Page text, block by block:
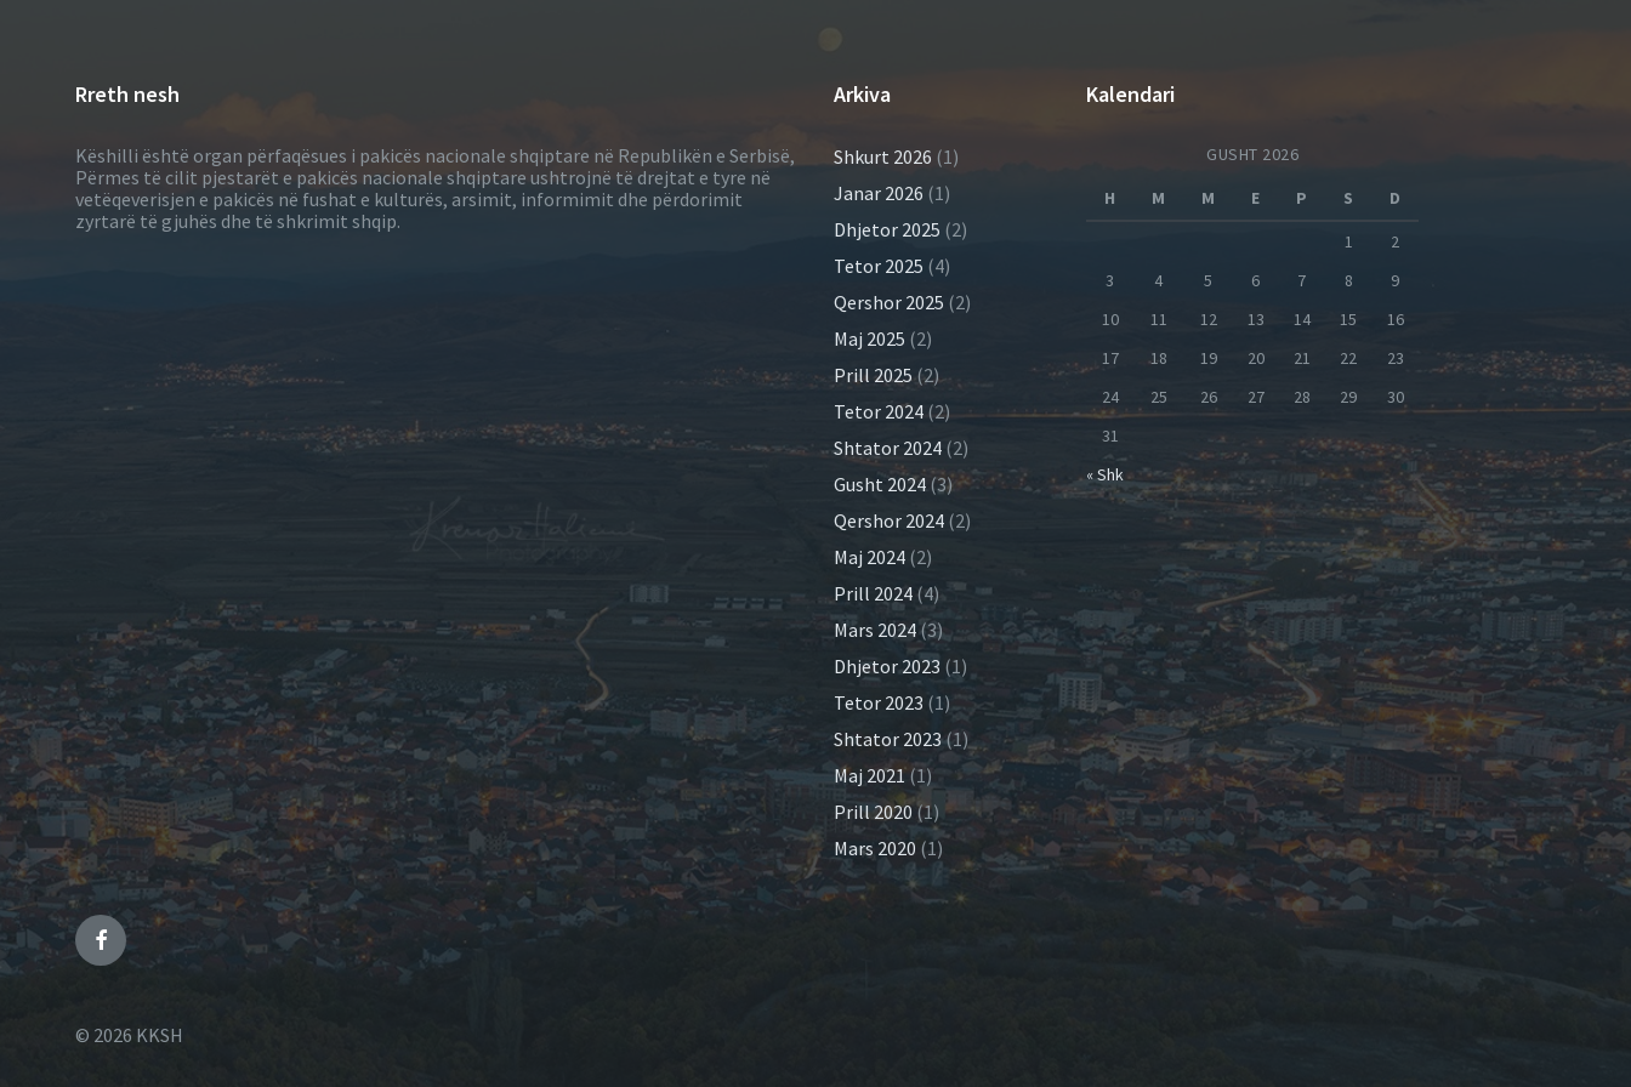
Rreth nesh
Këshilli është organ përfaqësues i pakicës nacionale shqiptare në Republikën e Serbisë,
Përmes të cilit pjestarët e pakicës nacionale shqiptare ushtrojnë të drejtat e tyre në
vetëqeverisjen e pakicës në fushat e kulturës, arsimit, informimit dhe përdorimit
zyrtarë të gjuhës dhe të shkrimit shqip.
Arkiva
Shkurt 2026 (1)
Janar 2026 (1)
Dhjetor 2025 (2)
Tetor 2025 (4)
Qershor 2025 (2)
Maj 2025 (2)
Prill 2025(2)
Tetor 2024 (2)
Shtator 2024 (2)
Gusht 2024 (3)
Qershor 2024 (2)
Maj 2024 (2)
Prill 2024 (4)
Mars 2024(3)
Dhjetor 2023 (1)
Tetor 2023 (1)
Shtator 2023(1)
Maj 2021(1)
Prill 2020(1)
Mars 2020 (1)
Kalendari
GUSHT 2026
H
M M E P S D
« Shk
1
2
3
4 5 6 7 8
9
10
11 12 13 14 15
16
17
18 19 20 21 22
23
24
25 26 27 28 29
30
31
© 2026 KKSH